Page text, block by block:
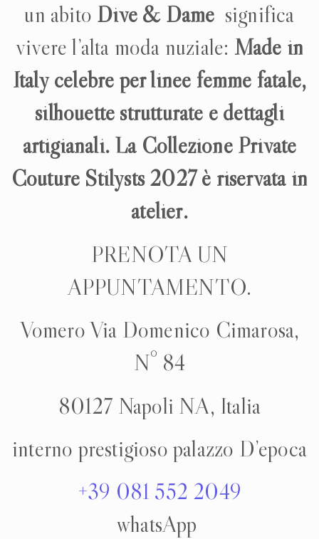
un abito Dive & Dame significa
vivere l’alta moda nuziale: Made in
Italy celebre per linee femme fatale,
silhouette strutturate e dettagli
artigianali. La Collezione Private
Couture Stilysts 2027 è riservata in
atelier.
PRENOTA UN
APPUNTAMENTO.
Vomero Via Domenico Cimarosa,
N° 84
80127 Napoli NA, Italia
interno prestigioso palazzo D’epoca
+39 081 552 2049
whatsApp